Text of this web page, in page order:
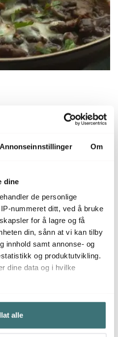
Annonseinnstillinger Om
dine
de personlige
nummeret ditt, ved å bruke
for å lagre og få
din, sånn at vi kan tilby
innhold samt annonse- og
og produktutvikling.
dine data og i hvilke
gjerne:
den geografiske
kan være nøyaktig innenfor
alle
torkade bönor, så koka
kummin och
lite vatten. Låt det puttra
och då. Ta av locket och
min. Lägg i buljong,
rör om.
och koka på hög 5-8
ost, en klick creme